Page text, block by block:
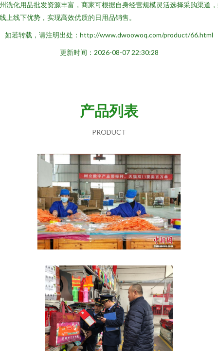
洗化用品批发资源丰富，商家可根据自身经营规模灵活选择采购渠道
上线下优势，实现高效优质的日用品销售。
如若转载，请注明出处：http://www.dwoowoq.com/product/66.html
更新时间：2026-08-07 22:30:28
产品列表
PRODUCT